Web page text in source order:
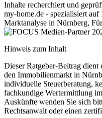
Inhalte recherchiert und
my-home.de - spezialisiert
Marktanalyse in Nürnberg,
Hinweis zum Inhalt
Dieser Ratgeber-Beitrag
den Immobilienmarkt in
individuelle Steuerberatung,
fachkundige Wertermittlung
Auskünfte wenden Sie sich
Rechtsanwalt oder einen